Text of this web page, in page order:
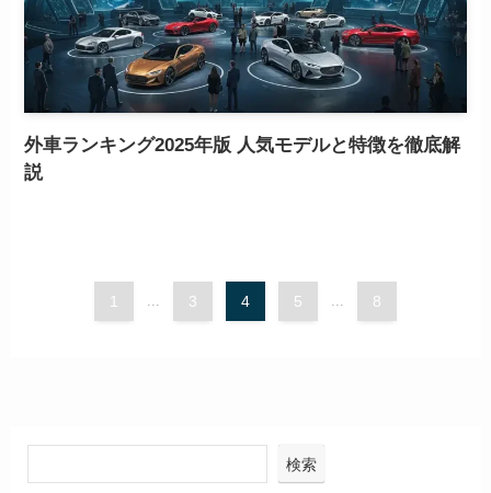
外車ランキング2025年版 人気モデルと特徴を徹底解
説
1 ... 3 4 5 ... 8
検索